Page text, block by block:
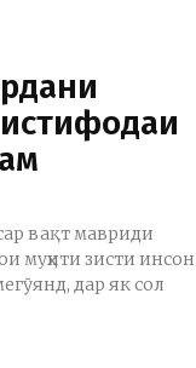
вақт мавриди
муҳити зисти инсон
дар як сол